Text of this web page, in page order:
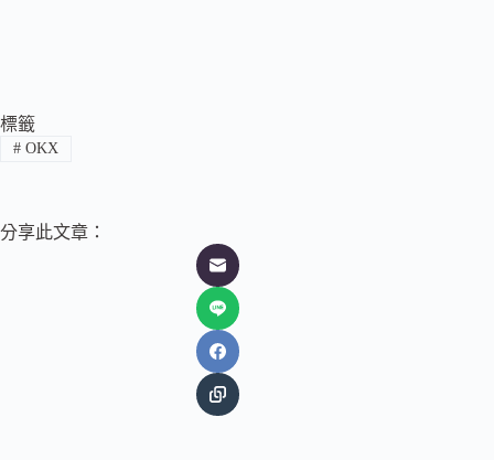
標籤
#OKX
分享此文章：